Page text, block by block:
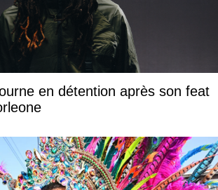
en détention après son feat